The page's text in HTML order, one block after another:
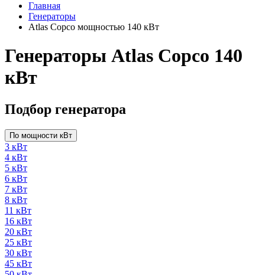
Главная
Генераторы
Atlas Copco мощностью 140 кВт
Генераторы Atlas Copco 140
кВт
Подбор генератора
По мощности кВт
3 кВт
4 кВт
5 кВт
6 кВт
7 кВт
8 кВт
11 кВт
16 кВт
20 кВт
25 кВт
30 кВт
45 кВт